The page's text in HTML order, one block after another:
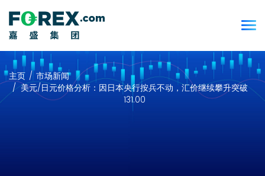
主页
市场新闻
美元/日元价格分析：因日本央行按兵不动，汇价继续攀升突破
131.00